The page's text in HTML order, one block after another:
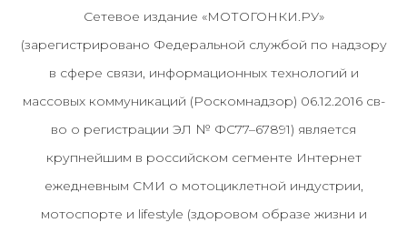
Сетевое издание «МОТОГОНКИ.РУ»
(зарегистрировано Федеральной службой по надзору
в сфере связи, информационных технологий и
массовых коммуникаций (Роскомнадзор) 06.12.2016 св-
во о регистрации ЭЛ № ФС77–67891) является
крупнейшим в российском сегменте Интернет
ежедневным СМИ о мотоциклетной индустрии,
мотоспорте и lifestyle (здоровом образе жизни и